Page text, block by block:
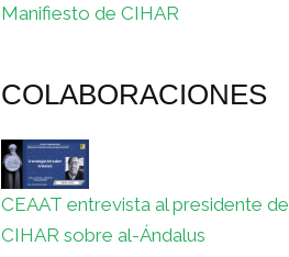
Manifiesto de CIHAR
COLABORACIONES
CEAAT entrevista al presidente de
CIHAR sobre al-Ándalus